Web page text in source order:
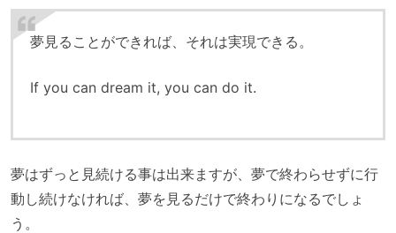
夢見ることができれば、それは実現できる。
If you can dream it, you can do it.
夢はずっと見続ける事は出来ますが、夢で終わらせずに行
動し続けなければ、夢を見るだけで終わりになるでしょ
う。